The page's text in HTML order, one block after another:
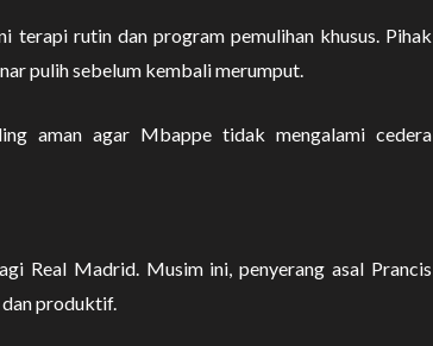
terapi rutin dan program pemulihan khusus. Pihak
pulih sebelum kembali merumput.
aman agar Mbappe tidak mengalami cedera
Real Madrid. Musim ini, penyerang asal Prancis
produktif.